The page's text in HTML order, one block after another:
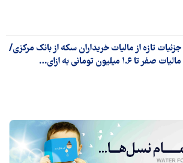
جزئیات تازه از مالیات خریداران سکه از بانک مرکزی/
مالیات صفر تا ۱.۶ میلیون تومانی به ازای…